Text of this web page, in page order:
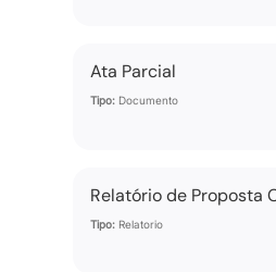
Ata Parcial
Tipo: Documento
Relatório de Proposta
Tipo: Relatorio